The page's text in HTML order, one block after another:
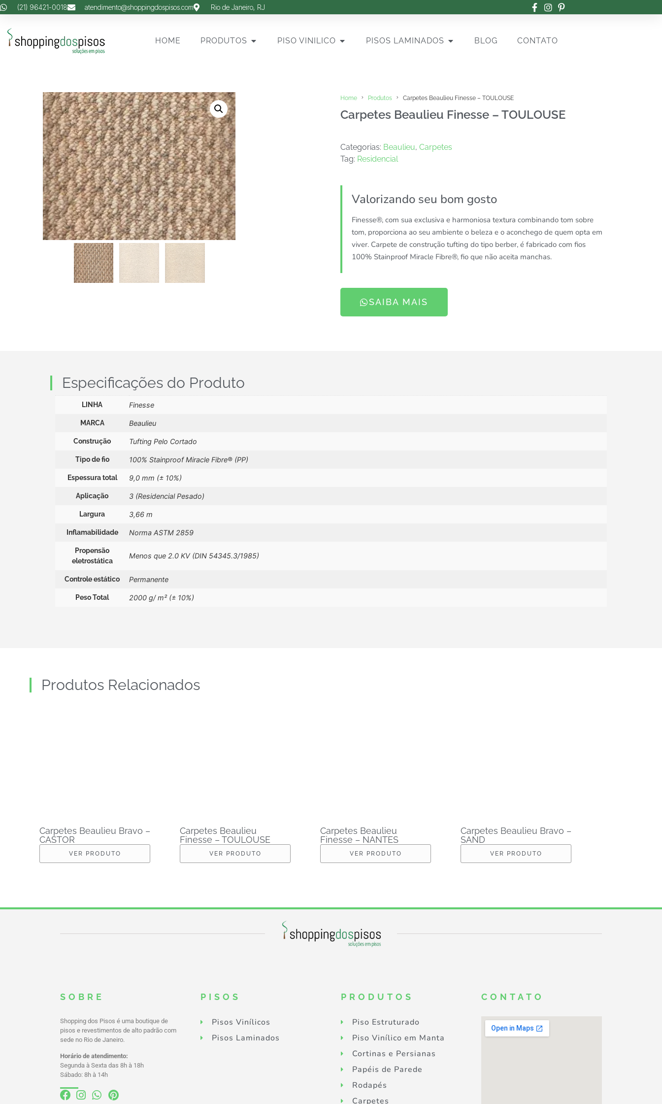
(21) 96421-0018 atendimento@shoppingdospisos.com Rio de Janeiro, RJ
HOME PRODUTOS PISO VINILICO PISOS LAMINADOS BLOG CONTATO
Home Produtos Carpetes Beaulieu Finesse – TOULOUSE
Carpetes Beaulieu Finesse – TOULOUSE
Categorias: Beaulieu, Carpetes
Tag: Residencial
Valorizando seu bom gosto
Finesse®, com sua exclusiva e harmoniosa textura combinando tom sobre
tom, proporciona ao seu ambiente o beleza e o aconchego de quem opta em
viver. Carpete de construção tufting do tipo berber, é fabricado com fios
100% Stainproof Miracle Fibre®, fio que não aceita manchas.
SAIBA MAIS
Especificações do Produto
LINHA Finesse
MARCA Beaulieu
Construção Tufting Pelo Cortado
Tipo de fio 100% Stainproof Miracle Fibre® (PP)
Espessura total 9,0 mm (± 10%)
Aplicação 3 (Residencial Pesado)
Largura 3,66 m
Inflamabilidade Norma ASTM 2859
Propensão
eletrostática
Menos que 2.0 KV (DIN 54345.3/1985)
Controle estático Permanente
Peso Total 2000 g/ m² (± 10%)
Produtos Relacionados
Carpetes Beaulieu Bravo –
CASTOR
VER PRODUTO
Carpetes Beaulieu
Finesse – TOULOUSE
VER PRODUTO
Carpetes Beaulieu
Finesse – NANTES
VER PRODUTO
Carpetes Beaulieu Bravo –
SAND
VER PRODUTO
SOBRE
Shopping dos Pisos é uma boutique de
pisos e revestimentos de alto padrão com
sede no Rio de Janeiro.
Horário de atendimento:
Segunda à Sexta das 8h à 18h
Sábado: 8h à 14h
PISOS
Pisos Vinílicos
Pisos Laminados
PRODUTOS
Piso Estruturado
Piso Vinílico em Manta
Cortinas e Persianas
Papéis de Parede
Rodapés
Carpetes
CONTATO